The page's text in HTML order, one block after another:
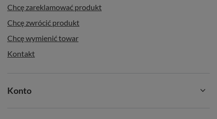
Chcę zareklamować produkt
Chcę zwrócić produkt
Chcę wymienić towar
Kontakt
Konto